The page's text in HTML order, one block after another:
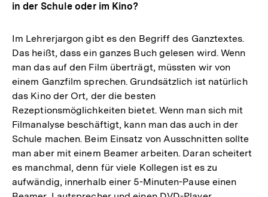
in der Schule oder im Kino?
Im Lehrerjargon gibt es den Begriff des Ganztextes.
Das heißt, dass ein ganzes Buch gelesen wird. Wenn
man das auf den Film überträgt, müssten wir von
einem Ganzfilm sprechen. Grundsätzlich ist natürlich
das Kino der Ort, der die besten
Rezeptionsmöglichkeiten bietet. Wenn man sich mit
Filmanalyse beschäftigt, kann man das auch in der
Schule machen. Beim Einsatz von Ausschnitten sollte
man aber mit einem Beamer arbeiten. Daran scheitert
es manchmal, denn für viele Kollegen ist es zu
aufwändig, innerhalb einer 5-Minuten-Pause einen